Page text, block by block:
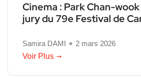
Cinema : Park Chan-
jury du 79e Festival de
Samira DAMI
2 mars 2026
Voir Plus